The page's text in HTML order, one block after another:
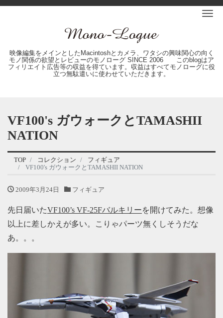
映像編集をメインとしたMacintoshとカメラ、ワタシの興味関心の向く
モノ関係の欲望とレビューのモノローグ SINCE 2006 このblogはア
フィリエイト広告等の収益を得ています。収益はすべてモノローグに役
立つ無駄遣いに使わせていただきます。
VF100's ガウォークとTAMASHII
NATION
TOP コレクション
フィギュア
VF100's ガウォークとTAMASHII NATION
2009年3月24日 フィギュア
先日届いたVF100’s VF-25Fバルキリーを開けてみた。想像
以上に差しかえが多い。こりゃパーツ無くしそうだな
あ。。。